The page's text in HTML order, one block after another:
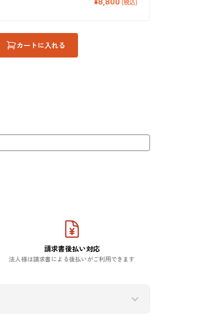
¥8,800 (税込)
カートに入れる
請求書後払い対応
法人様は請求書による後払いがご利用できます